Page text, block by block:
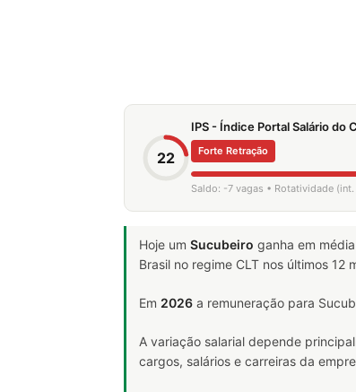
22
IPS - Índice Portal Salário do
Forte Retração
Saldo: -7 vagas • Rotatividade
Hoje um Sucubeiro ganha em média
Brasil no regime CLT nos últimos 12
Em 2026 a remuneração para
A variação salarial depende
cargos, salários e carreiras da